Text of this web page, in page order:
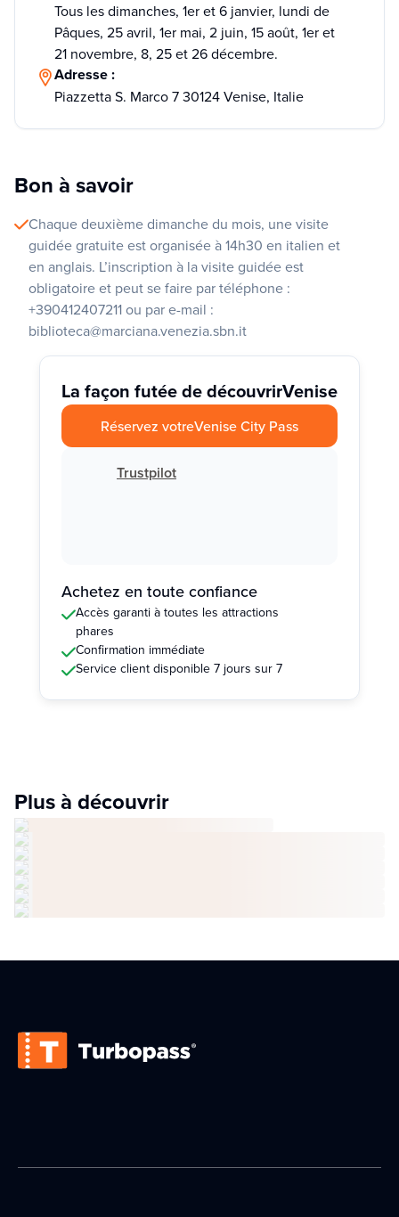
Tous les dimanches, 1er et 6 janvier, lundi de
Pâques, 25 avril, 1er mai, 2 juin, 15 août, 1er et
21 novembre, 8, 25 et 26 décembre.
Adresse :
Piazzetta S. Marco 7 30124 Venise, Italie
Bon à savoir
Chaque deuxième dimanche du mois, une visite
guidée gratuite est organisée à 14h30 en italien et
en anglais. L’inscription à la visite guidée est
obligatoire et peut se faire par téléphone :
+390412407211 ou par e-mail :
biblioteca@marciana.venezia.sbn.it
La façon futée de découvrirVenise
Réservez votreVenise City Pass
Trustpilot
Achetez en toute confiance
Accès garanti à toutes les attractions
phares
Confirmation immédiate
Service client disponible 7 jours sur 7
Plus à découvrir